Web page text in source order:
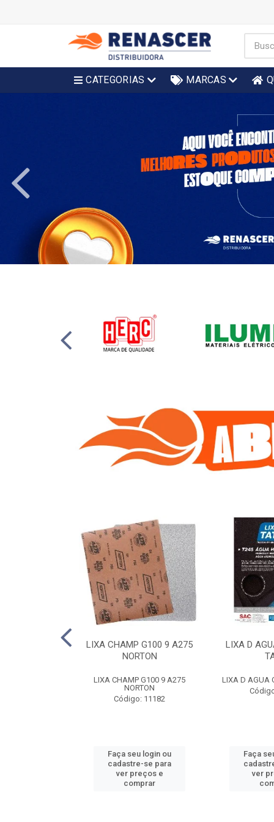
CATEGORIAS MARCAS
LIXA CHAMP G100 9 A275
NORTON
LIXA CHAMP G100 9 A275
NORTON
Código: 11182
Faça seu login ou
cadastre-se para
ver preços e
comprar
LIXA D
LIXA D AGUA
Faça
ver